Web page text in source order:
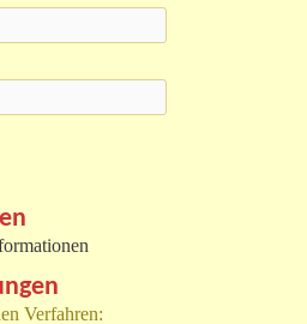
Verfahren: